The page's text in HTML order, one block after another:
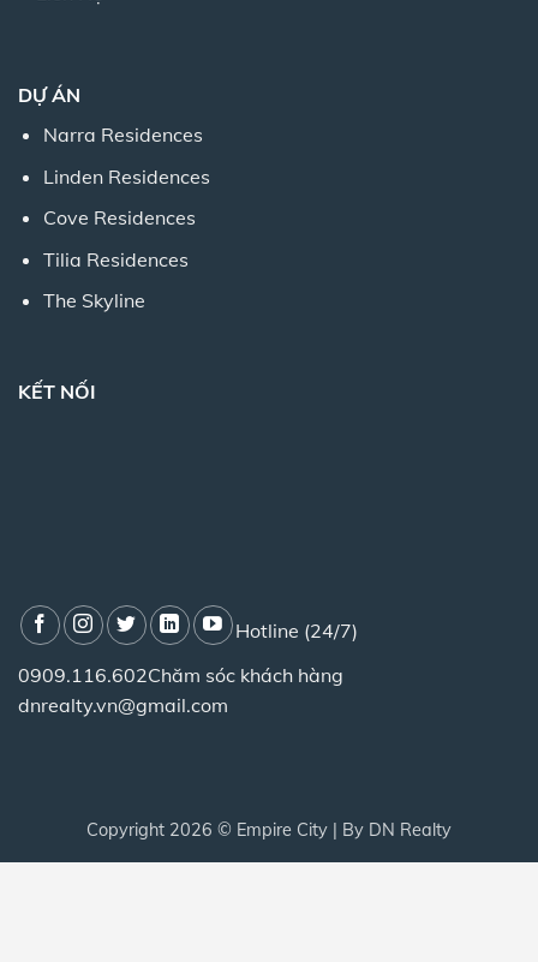
DỰ ÁN
Narra Residences
Linden Residences
Cove Residences
Tilia Residences
The Skyline
KẾT NỐI
Hotline (24/7)
0909.116.602Chăm sóc khách hàng
dnrealty.vn@gmail.com
Copyright 2026 © Empire City | By DN Realty